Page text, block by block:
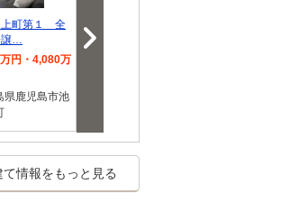
上町第１ 全
…
円・4,080万
県鹿児島市池
情報をもっと見る